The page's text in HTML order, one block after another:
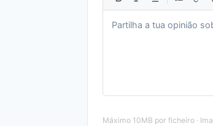
Máximo 10MB por ficheiro ·